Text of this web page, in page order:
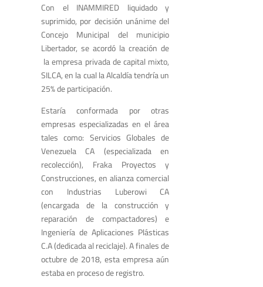
Con el INAMMIRED liquidado y
suprimido, por decisión unánime del
Concejo Municipal del municipio
Libertador, se acordó la creación de
la empresa privada de capital mixto,
SILCA, en la cual la Alcaldía tendría un
25% de participación.
Estaría conformada por otras
empresas especializadas en el área
tales como: Servicios Globales de
Venezuela CA (especializada en
recolección), Fraka Proyectos y
Construcciones, en alianza comercial
con Industrias Luberowi CA
(encargada de la construcción y
reparación de compactadores) e
Ingeniería de Aplicaciones Plásticas
C.A (dedicada al reciclaje). A finales de
octubre de 2018, esta empresa aún
estaba en proceso de registro.